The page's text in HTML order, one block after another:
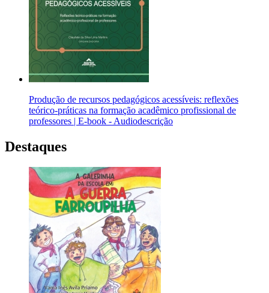
Produção de recursos pedagógicos acessíveis: reflexões
teórico-práticas na formação acadêmico profissional de
professores | E-book - Audiodescrição
Destaques